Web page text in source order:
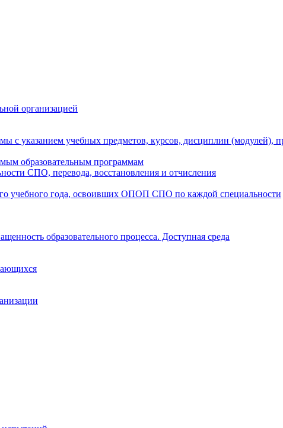
организацией
с указанием учебных предметов, курсов, дисциплин (модулей),
образовательным программам
СПО, перевода, восстановления и отчисления
учебного года, освоивших ОПОП СПО по каждой специальности
образовательного процесса. Доступная среда